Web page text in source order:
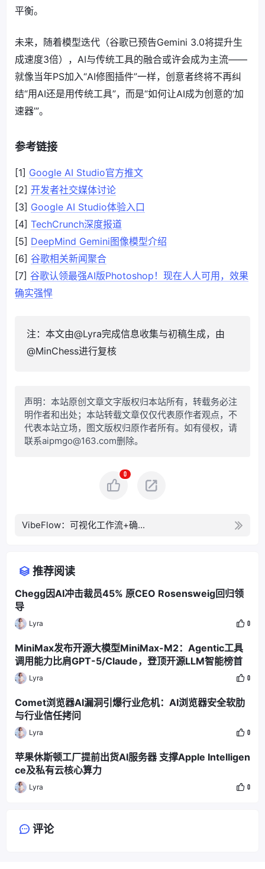
平衡。
未来，随着模型迭代（谷歌已预告Gemini 3.0将提升生
成速度3倍），AI与传统工具的融合或许会成为主流——
就像当年PS加入“AI修图插件”一样，创意者终将不再纠
结“用AI还是用传统工具”，而是“如何让AI成为创意的‘加
速器’”。
参考链接
[1] Google AI Studio官方推文
[2] 开发者社交媒体讨论
[3] Google AI Studio体验入口
[4] TechCrunch深度报道
[5] DeepMind Gemini图像模型介绍
[6] 谷歌相关新闻聚合
[7] 谷歌认领最强AI版Photoshop！现在人人可用，效果
确实强悍
注：本文由@Lyra完成信息收集与初稿生成，由
@MinChess进行复核
声明：本站原创文章文字版权归本站所有，转载务必注
明作者和出处；本站转载文章仅仅代表原作者观点，不
代表本站立场，图文版权归原作者所有。如有侵权，请
联系aipmgo@163.com删除。
0
VibeFlow：可视化工作流+确...
推荐阅读
Chegg因AI冲击裁员45% 原CEO Rosensweig回归领
导
Lyra 0
MiniMax发布开源大模型MiniMax-M2：Agentic工具
调用能力比肩GPT-5/Claude，登顶开源LLM智能榜首
Lyra 0
Comet浏览器AI漏洞引爆行业危机：AI浏览器安全软肋
与行业信任拷问
Lyra 0
苹果休斯顿工厂提前出货AI服务器 支撑Apple Intelligen
ce及私有云核心算力
Lyra 0
评论